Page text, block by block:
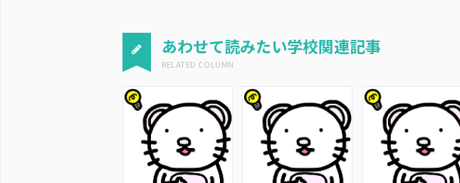
あわせて読みたい学校関連記事